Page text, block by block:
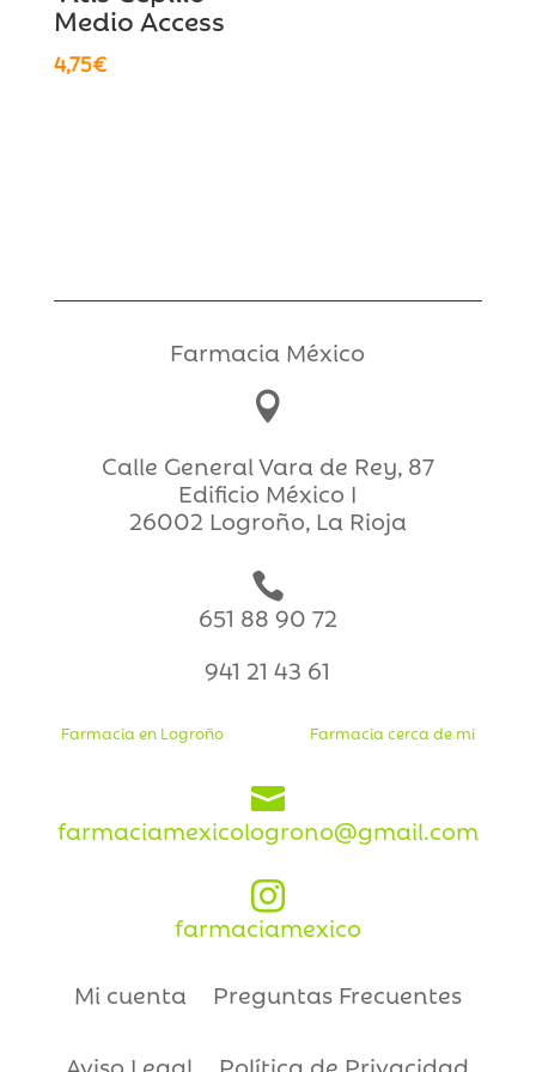
Medio Access
4,75€
Farmacia México

Calle General Vara de Rey, 87
Edificio México I
26002 Logroño, La Rioja

651 88 90 72
941 21 43 61
Farmacia en Logroño Farmacia cerca de mi

farmaciamexicologrono@gmail.com

farmaciamexico
Mi cuenta Preguntas Frecuentes
Aviso Legal Política de Privacidad